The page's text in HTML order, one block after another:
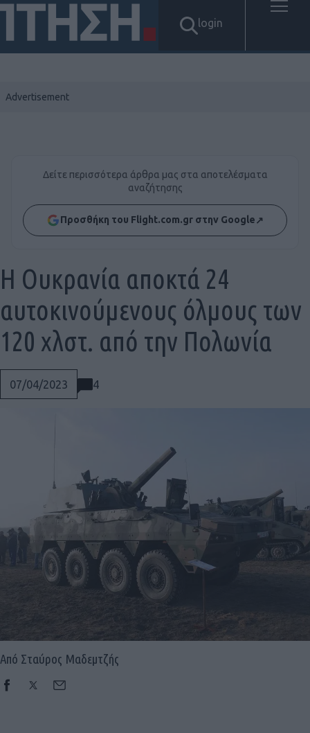
login
Δείτε περισσότερα άρθρα μας στα αποτελέσματα
αναζήτησης
Προσθήκη του Flight.com.gr στην Google↗
07/04/2023 4
H Ουκρανία αποκτά 24
αυτοκινούμενους όλμους των
120 χλστ. από την Πολωνία
Από Σταύρος Μαδεμτζής